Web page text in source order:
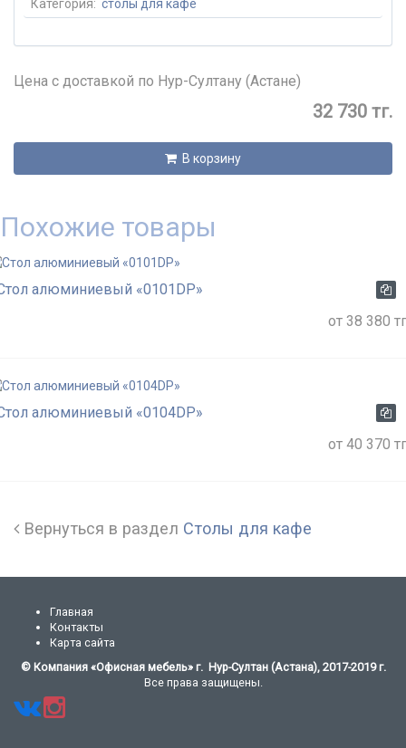
Категория: столы для кафе
Цена с доставкой по Нур-Султану (Астане)
32 730 тг.
В корзину
Похожие товары
алюминиевый «0101DP»
от 38 380
алюминиевый «0104DP»
от 40 370
Вернуться в раздел Столы для кафе
Главная
Контакты
Карта сайта
© Компания «Офисная мебель» г. Нур-Султан (Астана), 2017-2019 г.
Все права защищены.